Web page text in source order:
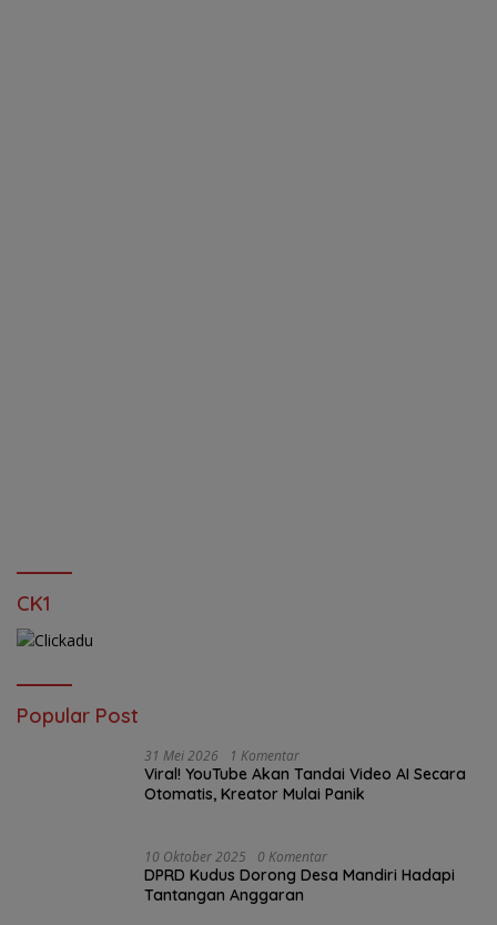
CK1
Popular Post
31 Mei 2026 1 Komentar
Viral! YouTube Akan Tandai Video AI Secara
Otomatis, Kreator Mulai Panik
10 Oktober 2025 0 Komentar
DPRD Kudus Dorong Desa Mandiri Hadapi
Tantangan Anggaran